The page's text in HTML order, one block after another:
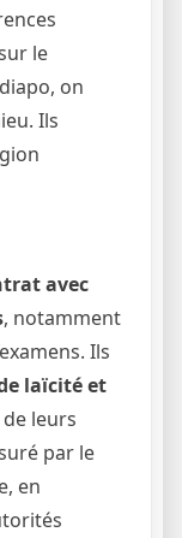
le
on
Ils
avec
, notamment
Ils
laïcité et
leurs
par le
en